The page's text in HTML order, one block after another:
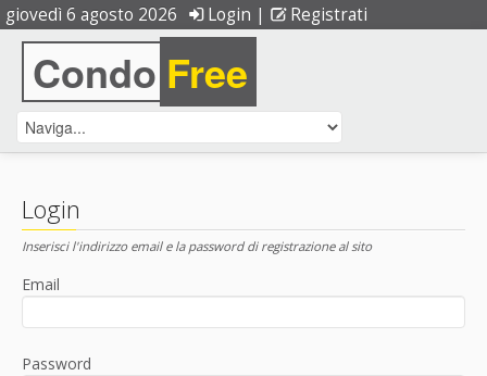
giovedì 6 agosto 2026 Login | Registrati
Condo Free
Login
Inserisci l'indirizzo email e la password di registrazione al sito
Email
Password